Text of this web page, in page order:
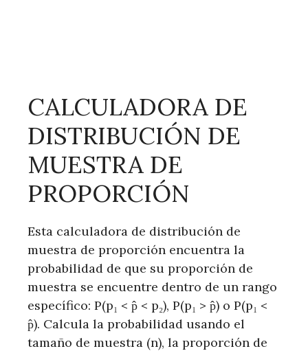
CALCULADORA DE
DISTRIBUCIÓN DE
MUESTRA DE
PROPORCIÓN
Esta calculadora de distribución de
muestra de proporción encuentra la
probabilidad de que su proporción de
muestra se encuentre dentro de un rango
específico: P(p₁ < p̂ < p₂), P(p₁ > p̂) o P(p₁ <
p̂). Calcula la probabilidad usando el
tamaño de muestra (n), la proporción de